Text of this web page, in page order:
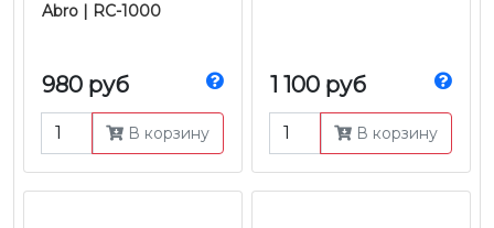
Abro | RC-1000
980 руб
В корзину
1 100 руб
В корзину